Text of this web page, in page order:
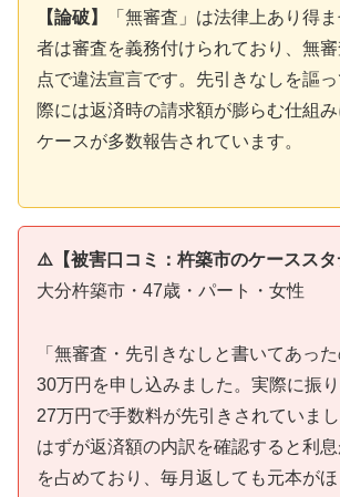
【論破】
「無審査」は法律上あり得
者は審査を義務付けられており、無
点で違法宣言です。先引きなしを謳
際には返済時の請求額が膨らむ仕組
ケースが多数報告されています。
⚠️【被害口コミ：杵築市のケーススタ
大分杵築市・47歳・パート・女性
「無審査・先引きなしと書いてあっ
30万円を申し込みました。実際に振
27万円で手数料が先引きされていま
はずが返済額の内訳を確認すると利
を占めており、毎月返しても元本が